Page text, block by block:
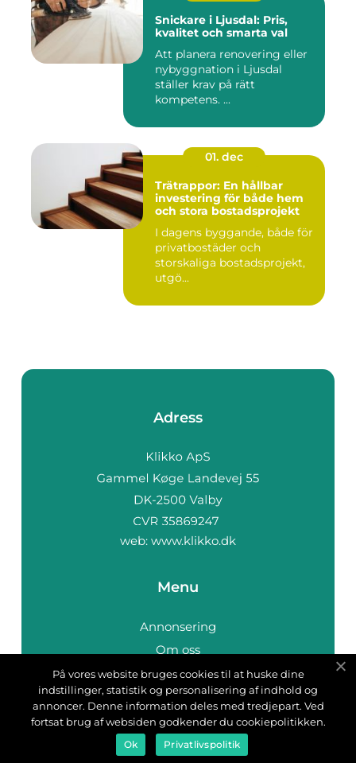
Snickare i Ljusdal: Pris,
kvalitet och smarta val
Att planera renovering eller
nybyggnation i Ljusdal
ställer krav på rätt
kompetens. ...
01. dec
Trätrappor: En hållbar
investering för både hem
och stora bostadsprojekt
I dagens byggande, både för
privatbostäder och
storskaliga bostadsprojekt,
utgö...
Adress
web: www.klikko.dk
Menu
Annonsering
Om oss
Cookies
Kontakta oss
Sitemap
På vores website bruges cookies til at huske dine
indstillinger, statistik og personalisering af indhold og
annoncer. Denne information deles med tredjepart. Ved
fortsat brug af websiden godkender du cookiepolitikken.
Ok Privatlivspolitik